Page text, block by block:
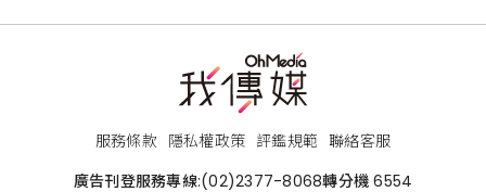
服務條款 隱私權政策 評鑑規範 聯絡客服
廣告刊登服務專線:(02)2377-8068轉分機 6554